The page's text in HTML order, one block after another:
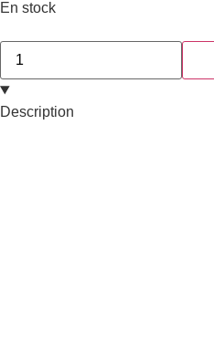
En stock
Description